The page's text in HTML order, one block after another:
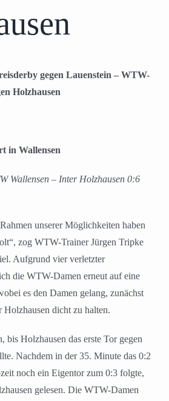
gegen Lauenstein – WTW-
Holzhausen
in Wallensen
Wallensen – Inter Holzhausen 0:6
unserer Möglichkeiten haben
zog WTW-Trainer Jürgen Tripke
Aufgrund vier verletzter
die WTW-Damen erneut auf eine
es den Damen gelang, zunächst
Holzhausen dicht zu halten.
bis Holzhausen das erste Tor gegen
Nachdem in der 35. Minute das 0:2
noch ein Eigentor zum 0:3 folgte,
gelesen. Die WTW-Damen